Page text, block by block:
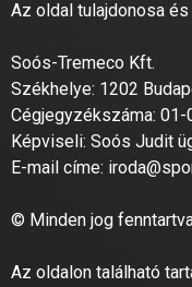
Az oldal tulajdonosa
Soós-Tremeco Kft.
Székhelye: 1202
Cégjegyzékszáma:
Képviseli: Soós Judit
E-mail címe:
© Minden jog
Az oldalon található